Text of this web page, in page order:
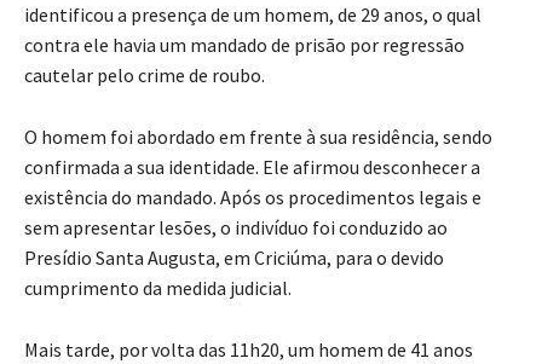
identificou a presença de um homem, de 29 anos, o qual
contra ele havia um mandado de prisão por regressão
cautelar pelo crime de roubo.
O homem foi abordado em frente à sua residência, sendo
confirmada a sua identidade. Ele afirmou desconhecer a
existência do mandado. Após os procedimentos legais e
sem apresentar lesões, o indivíduo foi conduzido ao
Presídio Santa Augusta, em Criciúma, para o devido
cumprimento da medida judicial.
Mais tarde, por volta das 11h20, um homem de 41 anos